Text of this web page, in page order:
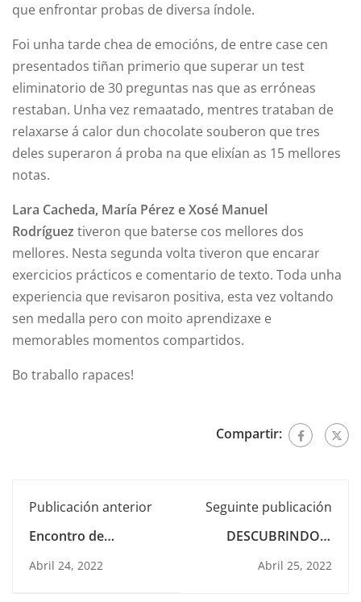
que enfrontar probas de diversa índole.
Foi unha tarde chea de emocións, de entre case cen
presentados tiñan primerio que superar un test
eliminatorio de 30 preguntas nas que as erróneas
restaban. Unha vez remaatado, mentres trataban de
relaxarse á calor dun chocolate souberon que tres
deles superaron á proba na que elixían as 15 mellores
notas.
Lara Cacheda, María Pérez e Xosé Manuel
Rodríguez tiveron que baterse cos mellores dos
mellores. Nesta segunda volta tiveron que encarar
exercicios prácticos e comentario de texto. Toda unha
experiencia que revisaron positiva, esta vez voltando
sen medalla pero con moito aprendizaxe e
memorables momentos compartidos.
Bo traballo rapaces!
Compartir:
Publicación anterior
Encontro de
Abril 24, 2022
Seguinte publicación
DESCUBRINDO A
Abril 25, 2022